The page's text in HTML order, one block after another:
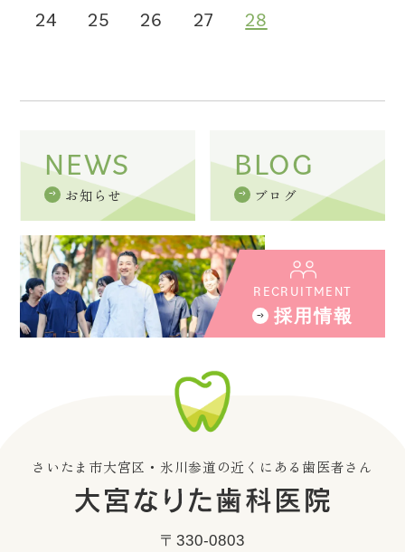
24 25 26 27 28
NEWS
お知らせ
BLOG
ブログ
RECRUITMENT
採用情報
さいたま市大宮区・氷川参道の近くにある歯医者さん
〒330-0803